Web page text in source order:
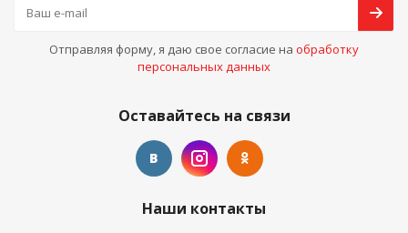
Отправляя форму, я даю свое согласие на обработку
персональных данных
Оставайтесь на связи
Наши контакты